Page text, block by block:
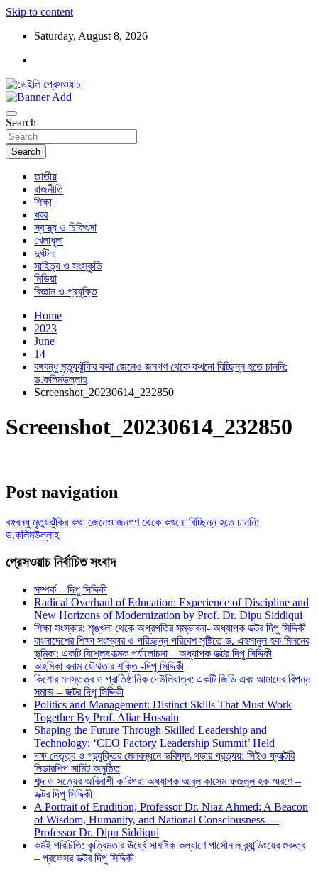
Skip to content
Saturday, August 8, 2026
ডেইলি প্রেসওয়াচ
Search
Search
জাতীয়
রাজনীতি
শিক্ষা
খবর
স্বাস্থ্য ও চিকিৎসা
খেলাধুলা
দুর্ঘটনা
সাহিত্য ও সংস্কৃতি
মিডিয়া
বিজ্ঞান ও প্রযুক্তি
Home
2023
June
14
বঙ্গবন্ধু মৃত্যুঝুঁকির কথা জেনেও জনগণ থেকে কখনো বিচ্ছিন্ন হতে চাননি:
ড.কলিমউল্লাহ
Screenshot_20230614_232850
Screenshot_20230614_232850
Post navigation
বঙ্গবন্ধু মৃত্যুঝুঁকির কথা জেনেও জনগণ থেকে কখনো বিচ্ছিন্ন হতে চাননি:
ড.কলিমউল্লাহ
প্রেসওয়াচ নির্বাচিত সংবাদ
সম্পর্ক – দিপু সিদ্দিকী
Radical Overhaul of Education: Experience of Discipline and
New Horizons of Modernization by Prof. Dr. Dipu Siddiqui
শিক্ষা সংস্কার: শৃঙ্খলা থেকে অগ্রগতির সম্ভাবনা- অধ্যাপক ডক্টর দিপু সিদ্দিকী
বাংলাদেশের শিক্ষা সংস্কার ও পরিচ্ছন্ন পরিবেশ সৃষ্টিতে ড. এহসানুল হক মিলনের
ভূমিকা: একটি বিশ্লেষণাত্মক পর্যালোচনা – অধ্যাপক ডক্টর দিপু সিদ্দিকী
অহমিকা বনাম যৌথতার শক্তি -দিপু সিদ্দিকী
কিশোর মনস্তত্ত্ব ও প্রাতিষ্ঠানিক দেউলিয়াত্ব: একটি জিডি এবং আমাদের বিপন্ন
সমাজ – ডক্টর দিপু সিদ্দিকী
Politics and Management: Distinct Skills That Must Work
Together By Prof. Aliar Hossain
Shaping the Future Through Skilled Leadership and
Technology: ‘CEO Factory Leadership Summit’ Held
দক্ষ নেতৃত্ব ও প্রযুক্তির মেলবন্ধনে ভবিষ্যৎ গড়ার প্রত্যয়: সিইও ফ্যাক্টরি
লিডারশিপ সামিট অনুষ্ঠিত
শব্দ ও সত্যের অবিনাশী কারিগর: অধ্যাপক আবুল কাসেম ফজলুল হক স্মরণে –
ডক্টর দিপু সিদ্দিকী
A Portrait of Erudition, Professor Dr. Niaz Ahmed: A Beacon
of Wisdom, Humanity, and National Consciousness —
Professor Dr. Dipu Siddiqui
কর্মই পরিচিতি: কৃত্রিমতার ঊর্ধ্বে সামষ্টিক কল্যাণে পার্সোনাল ব্র্যান্ডিংয়ের গুরুত্ব
– প্রফেসর ডক্টর দিপু সিদ্দিকী